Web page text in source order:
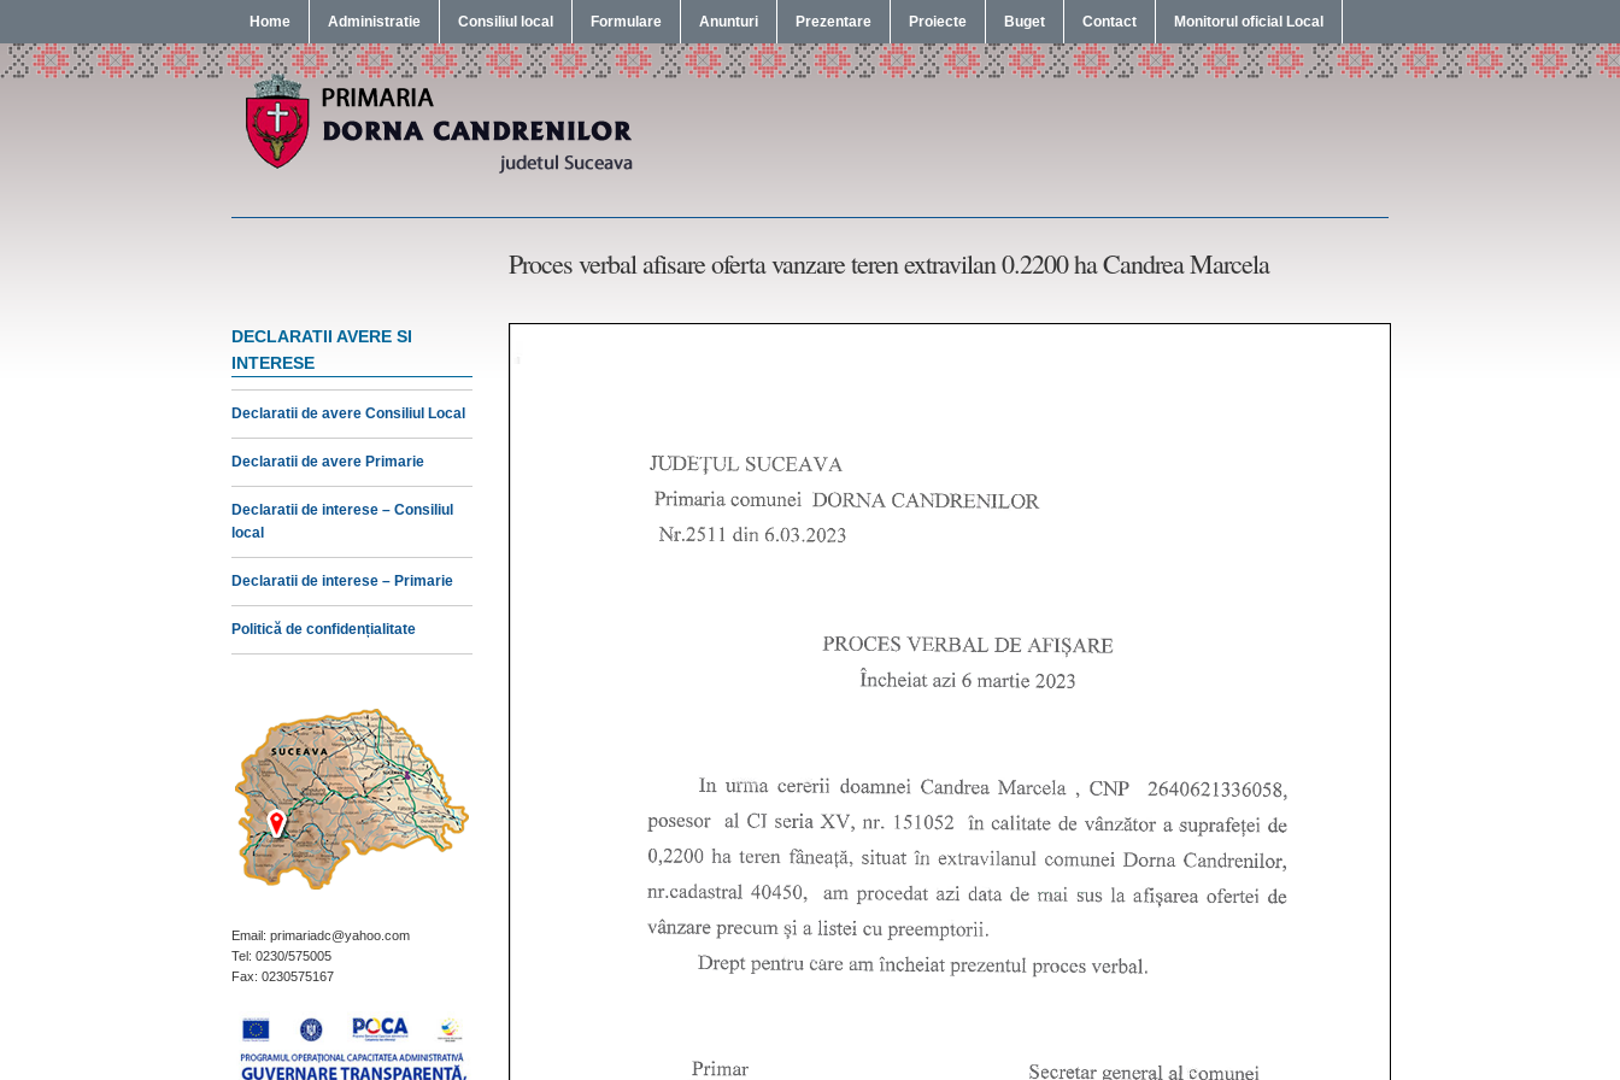
Home Administratie Consiliul local Formulare Anunturi Prezentare Proiecte Buget Contact Monitorul oficial Local
Proces verbal afisare oferta vanzare teren extravilan 0.2200 ha Candrea Marcela
DECLARATII AVERE SI
INTERESE
Declaratii de avere Consiliul Local
Declaratii de avere Primarie
Declaratii de interese – Consiliul
local
Declaratii de interese – Primarie
Politică de confidențialitate
Email: primariadc@yahoo.com
Tel: 0230/575005
Fax: 0230575167